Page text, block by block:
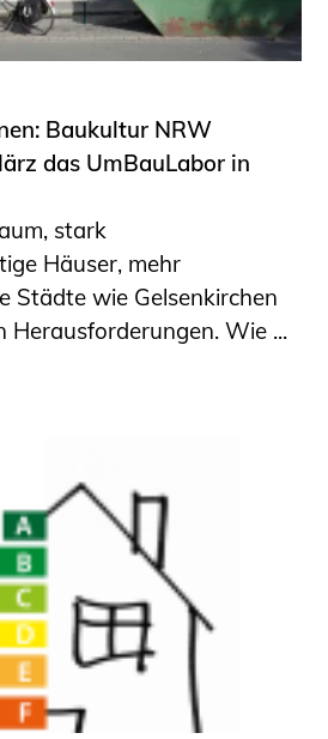
Formulare
Sachverständige
vereidigte
innen
und
Baukultur NRW
das UmBauLabor in
stark
Häuser, mehr
Städte wie Gelsenkirchen
Herausforderungen. Wie ...